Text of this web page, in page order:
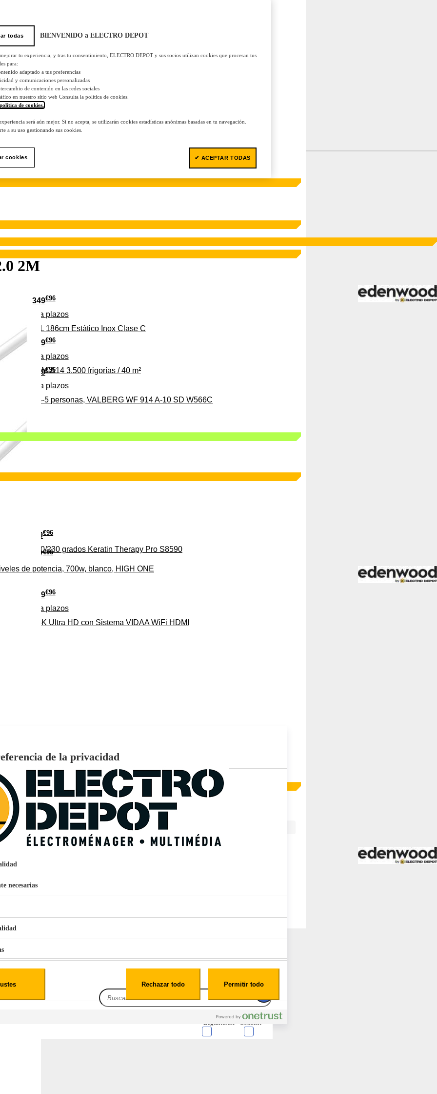
279€96
Pago a plazos
para 4-5 personas, VALBERG WF 914 A-10 SD W566C
349€96
Pago a plazos
315 C 315L 186cm Estático Inox Clase C
37€96
de potencia, 700w, blanco, HIGH ONE
369€96
Pago a plazos
CLIM-A14 3.500 frigorías / 40 m²
1,1L Limpia Sofás Alfombras Coche SP3
29€96
160/230 grados Keratin Therapy Pro S8590
279€96
Pago a plazos
EL 4K Ultra HD con Sistema VIDAA WiFi HDMI
159€ 96
Pago aplazos
EcoTank EPSON ET-2861
2M
todas BIENVENIDO a ELECTRO DEPOT
tu experiencia, y tras tu consentimiento, ELECTRO DEPOT y sus socios utilizan cookies que procesan tus
para:
adaptado a tus preferencias
y comunicaciones personalizadas
de contenido en las redes sociales
en nuestro sitio web Consulta la política de cookies.
de cookies.
será aún mejor. Si no acepta, se utilizarán cookies estadísticas anónimas basadas en tu navegación.
a su uso gestionando sus cookies.
cookies ✔ ACEPTAR TODAS
de la privacidad
necesarias
Consent
Leg.Interest
Rechazar todo Permitir todo